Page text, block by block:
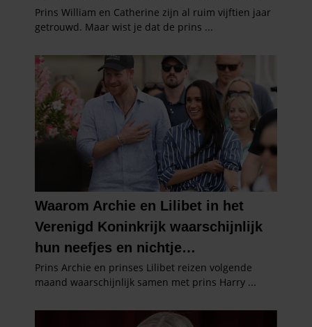
informatie over uw gebruik van onze site met onze
partners voor social media, adverteren en analyse. Deze
informatie die u aan ze heeft verstrekt of die ze hebben
verzameld op basis van uw gebruik van hun services. U
gaat akkoord met onze cookies als u onze website blijft
gebruiken.